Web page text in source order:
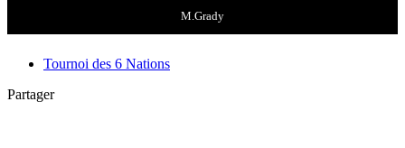
M.Grady
Tournoi des 6 Nations
Partager